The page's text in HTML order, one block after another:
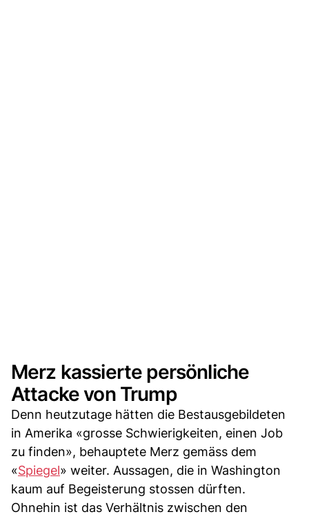
Merz kassierte persönliche
Attacke von Trump
Denn heutzutage hätten die ⁠Bestausgebildeten
⁠in Amerika «grosse Schwierigkeiten, einen Job
zu finden», behauptete Merz gemäss dem
«Spiegel» weiter. Aussagen, die in Washington
kaum auf Begeisterung stossen dürften.
Ohnehin ist das Verhältnis zwischen den